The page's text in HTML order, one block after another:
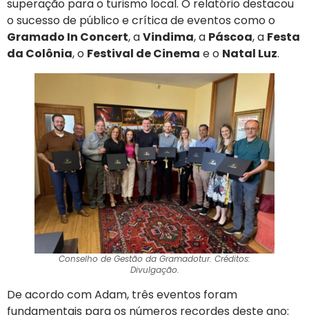
superação para o turismo local. O relatório destacou
o sucesso de público e crítica de eventos como o
Gramado In Concert, aVindima, a Páscoa, a Festa
da Colônia, o Festival de Cinema e o Natal Luz.
Conselho de Gestão da Gramadotur. Créditos:
Divulgação.
De acordo com Adam, três eventos foram
fundamentais para os números recordes deste ano: